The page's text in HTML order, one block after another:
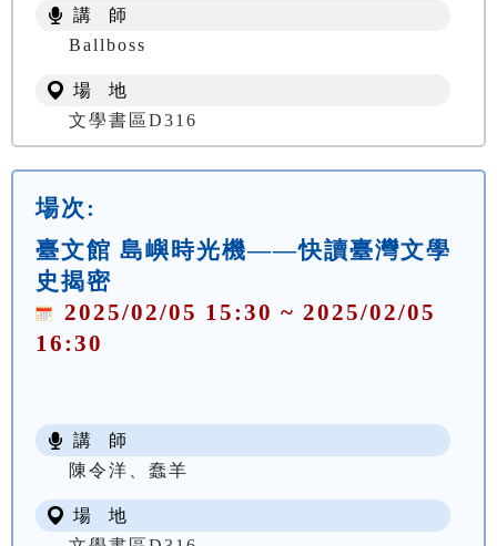
講 師
Ballboss
場 地
文學書區D316
場次:
臺文館 島嶼時光機——快讀臺灣文學
史揭密
2025/02/05 15:30 ~ 2025/02/05
16:30
講 師
陳令洋、蠢羊
場 地